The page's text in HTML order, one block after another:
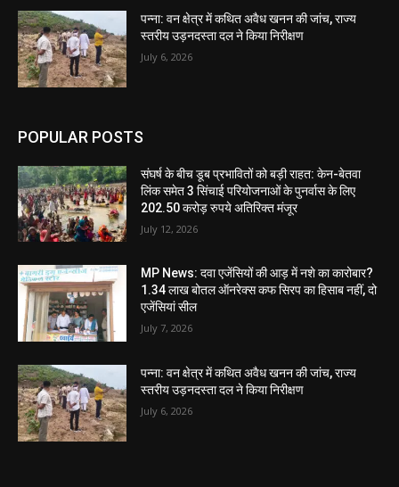
पन्ना: वन क्षेत्र में कथित अवैध खनन की जांच, राज्य
स्तरीय उड़नदस्ता दल ने किया निरीक्षण
July 6, 2026
POPULAR POSTS
संघर्ष के बीच डूब प्रभावितों को बड़ी राहत: केन-बेतवा
लिंक समेत 3 सिंचाई परियोजनाओं के पुनर्वास के लिए
202.50 करोड़ रुपये अतिरिक्त मंजूर
July 12, 2026
MP News: दवा एजेंसियों की आड़ में नशे का कारोबार?
1.34 लाख बोतल ऑनरेक्स कफ सिरप का हिसाब नहीं, दो
एजेंसियां सील
July 7, 2026
पन्ना: वन क्षेत्र में कथित अवैध खनन की जांच, राज्य
स्तरीय उड़नदस्ता दल ने किया निरीक्षण
July 6, 2026